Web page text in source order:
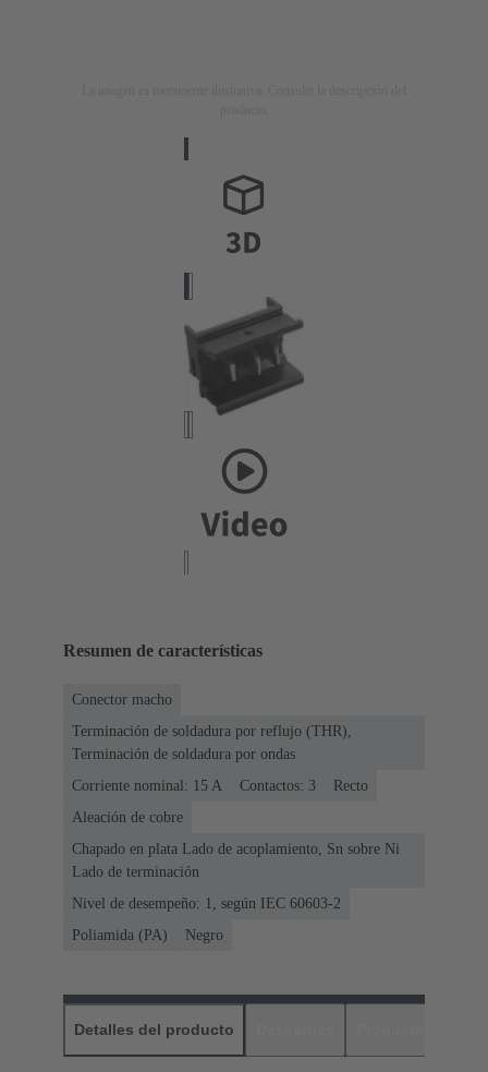
Resumen de características
Conector macho
Terminación de soldadura por reflujo (THR),
Terminación de soldadura por ondas
Corriente nominal: ‌15 A
Contactos: 3
Recto
Aleación de cobre
Chapado en plata Lado de acoplamiento, Sn sobre Ni
Lado de terminación
Nivel de desempeño: 1, según IEC 60603-2
Poliamida (PA)
Negro
Detalles del producto